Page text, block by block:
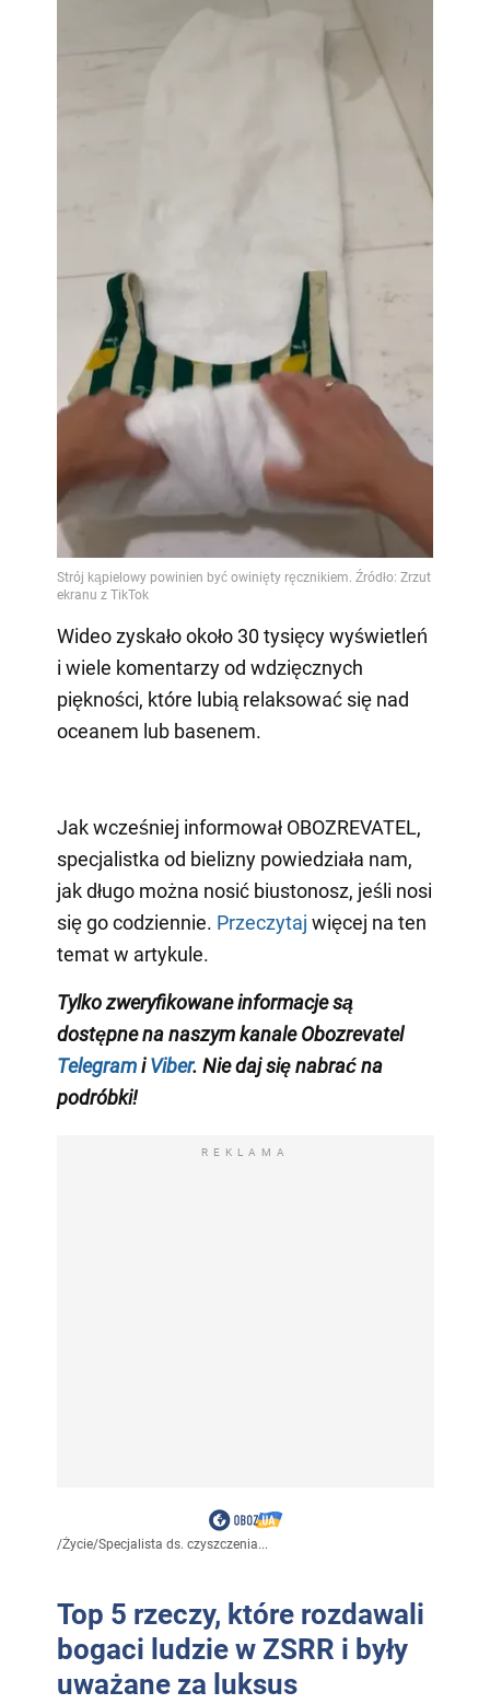
Wideo zyskało około 30 tysięcy wyświetleń
i wiele komentarzy od wdzięcznych
piękności, które lubią relaksować się nad
oceanem lub basenem.
Jak wcześniej informował OBOZREVATEL,
specjalistka od bielizny powiedziała nam,
jak długo można nosić biustonosz, jeśli nosi
się go codziennie. Przeczytaj więcej na ten
temat w artykule.
Tylko zweryfikowane informacje są
dostępne na naszym kanale Obozrevatel
TelegramiViber. Nie daj się nabrać na
podróbki!
REKLAMA
/Życie/Specjalista ds. czyszczenia...
Top 5 rzeczy, które rozdawali
bogaci ludzie w ZSRR i były
uważane za luksus